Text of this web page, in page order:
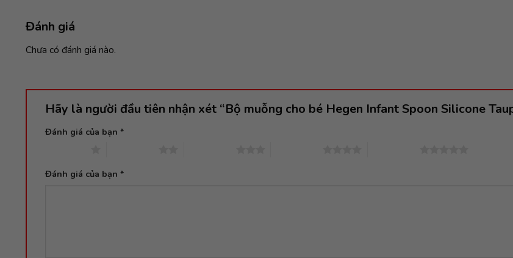
Đánh giá
Chưa có đánh giá nào.
Hãy là người đầu tiên nhận xét “Bộ muỗng cho bé Hegen Infant Spoon Silicone
Đánh giá của bạn *
Đánh giá của bạn *